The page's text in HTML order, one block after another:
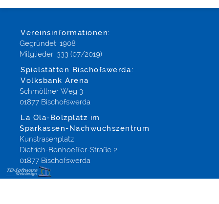
Vereinsinformationen:
Gegründet: 1908
Mitglieder: 333 (07/2019)
Spielstätten Bischofswerda:
Volksbank Arena
Schmöllner Weg 3
01877 Bischofswerda
La Ola-Bolzplatz im
Sparkassen-Nachwuchszentrum
Kunstrasenplatz
Dietrich-Bonhoeffer-Straße 2
01877 Bischofswerda